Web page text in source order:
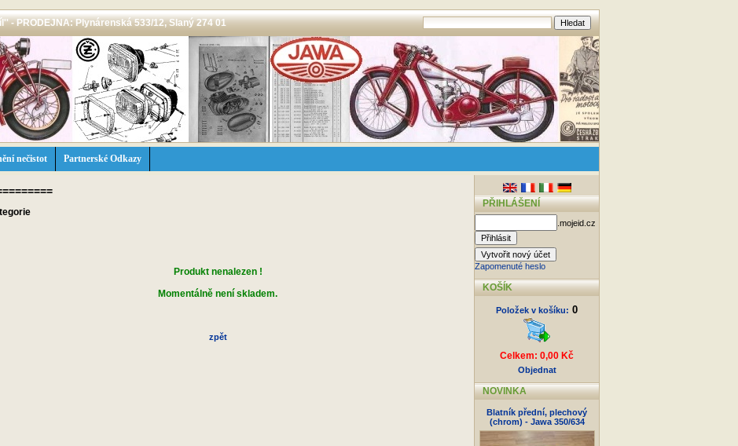
- PRODEJNA: Plynárenská 533/12, Slaný 274 01
nečistot Partnerské Odkazy
Produkt nenalezen !
Momentálně není skladem.
zpět
PŘIHLÁŠENÍ
.mojeid.cz
Zapomenuté heslo
KOŠÍK
Položek v košíku: 0
Celkem: 0,00 Kč
Objednat
NOVINKA
Blatník přední, plechový
(chrom) - Jawa 350/634